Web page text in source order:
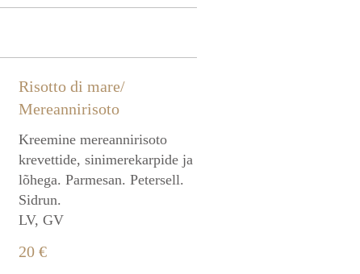
Risotto di mare/
Mereannirisoto
Kreemine mereannirisoto
krevettide, sinimerekarpide ja
lõhega. Parmesan. Petersell.
Sidrun.
LV, GV
20 €